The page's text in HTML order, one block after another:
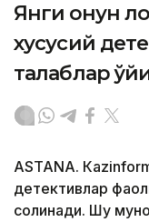
Янги қонун
хусусий
талаблар
ASTANА.
детективлар
солинади. Шу